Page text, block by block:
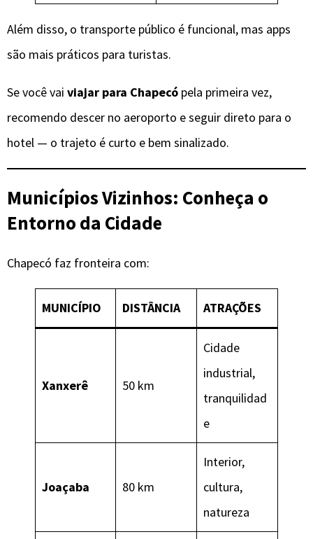
Além disso, o transporte público é funcional, mas apps
são mais práticos para turistas.
Se você vai viajar para Chapecó pela primeira vez,
recomendo descer no aeroporto e seguir direto para o
hotel — o trajeto é curto e bem sinalizado.
Municípios Vizinhos: Conheça o
Entorno da Cidade
Chapecó faz fronteira com:
MUNICÍPIO DISTÂNCIA ATRAÇÕES
Xanxerê 50 km
Cidade
industrial,
tranquilidad
e
Joaçaba 80 km
Interior,
cultura,
natureza